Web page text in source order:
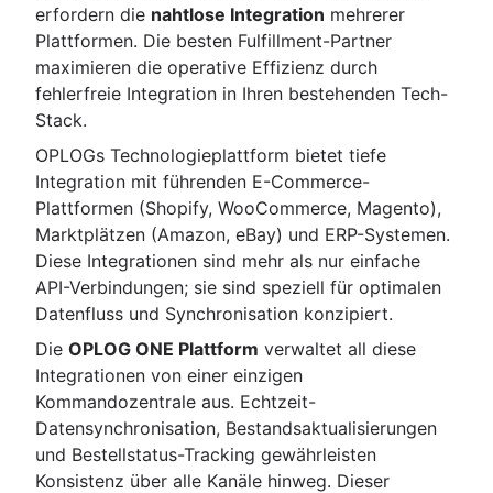
erfordern die nahtlose Integration mehrerer
Plattformen. Die besten Fulfillment-Partner
maximieren die operative Effizienz durch
fehlerfreie Integration in Ihren bestehenden Tech-
Stack.
OPLOGs Technologieplattform bietet tiefe
Integration mit führenden E-Commerce-
Plattformen (Shopify, WooCommerce, Magento),
Marktplätzen (Amazon, eBay) und ERP-Systemen.
Diese Integrationen sind mehr als nur einfache
API-Verbindungen; sie sind speziell für optimalen
Datenfluss und Synchronisation konzipiert.
Die OPLOG ONE Plattform verwaltet all diese
Integrationen von einer einzigen
Kommandozentrale aus. Echtzeit-
Datensynchronisation, Bestandsaktualisierungen
und Bestellstatus-Tracking gewährleisten
Konsistenz über alle Kanäle hinweg. Dieser